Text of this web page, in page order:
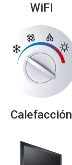
WiFi
Calefacción